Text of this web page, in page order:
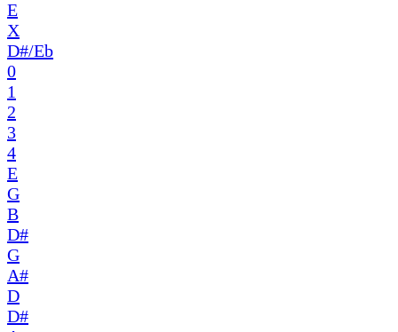
E
X
D#/Eb
0
1
2
3
4
E
G
B
D#
G
A#
D
D#